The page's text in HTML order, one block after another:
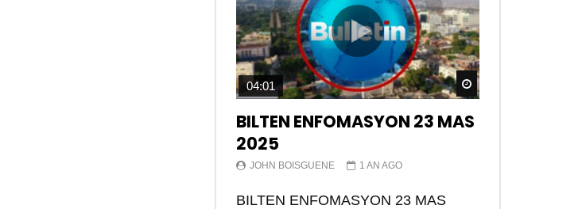
Watch Later
04:01
BILTEN ENFOMASYON 23 MAS
2025
JOHN BOISGUENE 1 AN AGO
BILTEN ENFOMASYON 23 MAS